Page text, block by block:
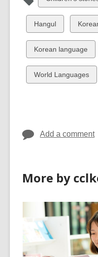
all
cards
in
View
all
cards
in
Hangul
View
all
cards
in
View
all
cards
in
Korean language
View
all
World Languages
Add a comment
More by